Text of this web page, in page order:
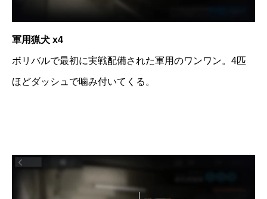
軍用猟犬 x4
ボリバルで最初に実戦配備された軍用のワンワン。4匹
ほどダッシュで噛み付いてくる。